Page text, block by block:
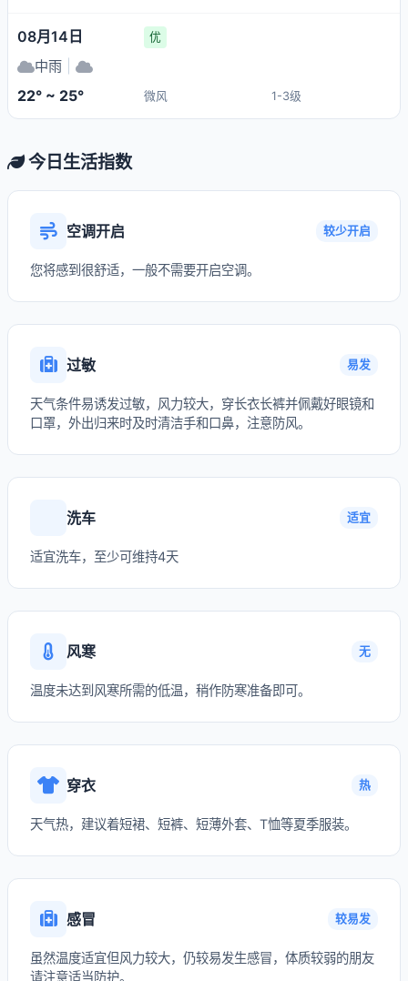
08月14日 优
中雨
22° ~ 25° 微风 1-3级
今日生活指数
空调开启 较少开启
您将感到很舒适，一般不需要开启空调。
过敏 易发
天气条件易诱发过敏，风力较大，穿长衣长裤并佩戴好眼镜和
口罩，外出归来时及时清洁手和口鼻，注意防风。
洗车 适宜
适宜洗车，至少可维持4天
风寒 无
温度未达到风寒所需的低温，稍作防寒准备即可。
穿衣 热
天气热，建议着短裙、短裤、短薄外套、T恤等夏季服装。
感冒 较易发
虽然温度适宜但风力较大，仍较易发生感冒，体质较弱的朋友
请注意适当防护。